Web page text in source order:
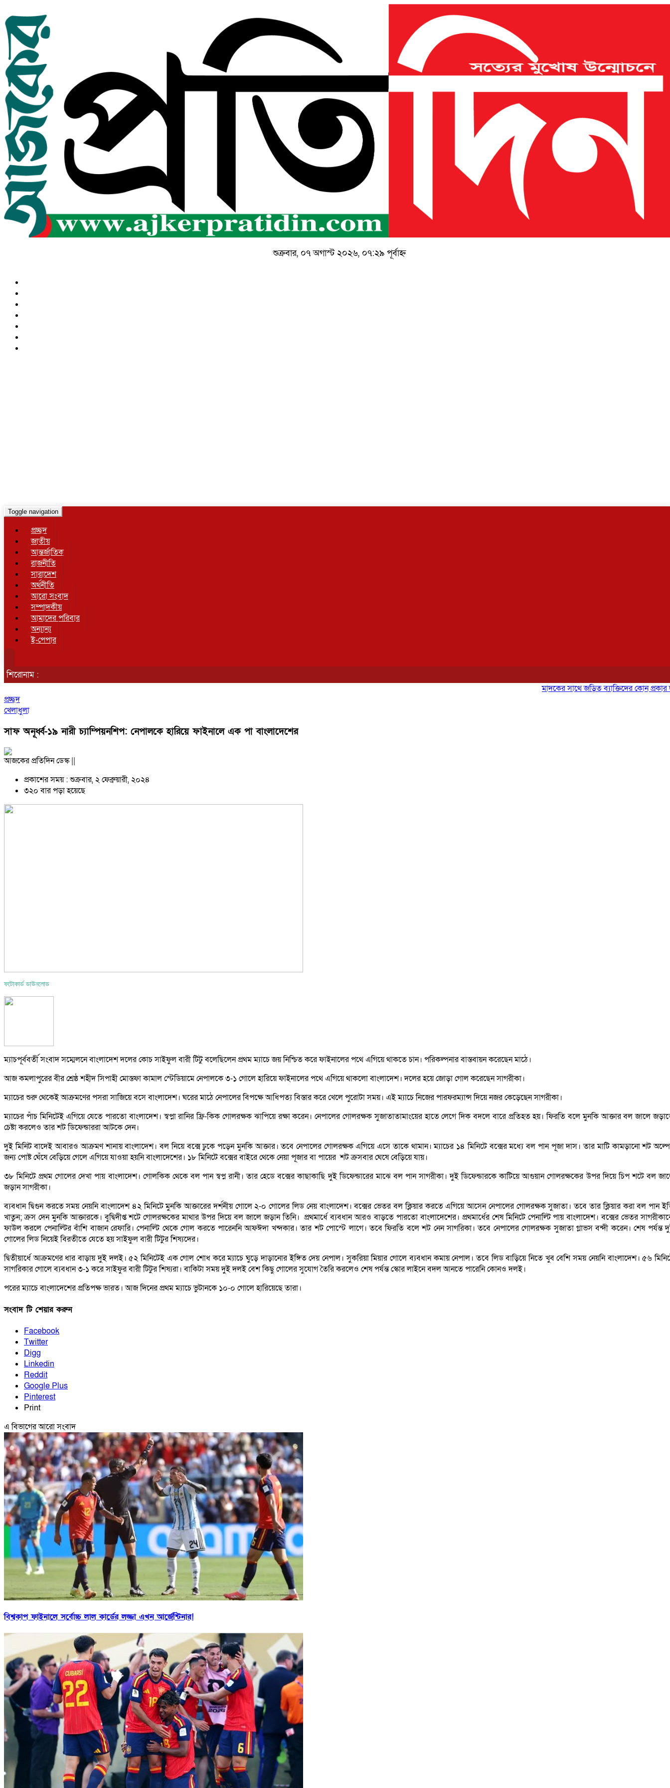
শুক্রবার, ০৭ অগাস্ট ২০২৬, ০৭:২৯ পূর্বাহ্ন
Toggle navigation
প্রচ্ছদ
জাতীয়
আন্তর্জাতিক
রাজনীতি
সারাদেশ
অর্থনীতি
আরো সংবাদ
সম্পাদকীয়
আমাদের পরিবার
অন্যান্য
ই-পেপার
শিরোনাম :
মাদকের সাথে জড়িত ব্যাক্তিদের কোন প্রকার ছাড়
প্রচ্ছদ
খেলাধুলা
সাফ অনূর্ধ্ব-১৯ নারী চ্যাম্পিয়নশিপ: নেপালকে হারিয়ে ফাইনালে এক পা বাংলাদেশের
আজকের প্রতিদিন ডেস্ক ||
প্রকাশের সময় : শুক্রবার, ২ ফেব্রুয়ারী, ২০২৪
৩২০ বার পড়া হয়েছে
ফটোকার্ড ডাউনলোড
ম্যাচপূর্ববর্তী সংবাদ সম্মেলনে বাংলাদেশ দলের কোচ সাইফুল বারী টিটু বলেছিলেন প্রথম ম্যাচে জয় নিশ্চিত করে ফাইনালের পথে এগিয়ে থাকতে চান। পরিকল্পনার বাস্তবায়ন করেছেন মাঠে।
আজ কমলাপুরের বীর শ্রেষ্ঠ শহীদ সিপাহী মোস্তফা কামাল স্টেডিয়ামে নেপালকে ৩-১ গোলে হারিয়ে ফাইনালের পথে এগিয়ে থাকলো বাংলাদেশ। দলের হয়ে জোড়া গোল করেছেন সাগরীকা।
ম্যাচের শুরু থেকেই আক্রমণের পসরা সাজিয়ে বসে বাংলাদেশ। ঘরের মাঠে নেপালের বিপক্ষে আধিপত্য বিস্তার করে খেলে পুরোটা সময়। এই ম্যাচে নিজের পারফরম্যান্স দিয়ে নজর কেড়েছেন সাগরীকা।
ম্যাচের পাঁচ মিনিটেই এগিয়ে যেতে পারতো বাংলাদেশ। স্বপ্না রানির ফ্রি-কিক গোলরক্ষক ঝাপিয়ে রক্ষা করেন। নেপালের গোলরক্ষক সুজাতাতামাংয়ের হাতে লেগে দিক বদলে বারে প্রতিহত হয়। ফিরতি বলে মুনকি আক্তার বল জালে
চেষ্টা করলেও তার শট ডিফেন্ডাররা আটকে দেন।
দুই মিনিট বাদেই আবারও আক্রমণ শানায় বাংলাদেশ। বল নিয়ে বক্সে ঢুকে পড়েন মুনকি আক্তার। তবে নেপালের গোলরক্ষক এগিয়ে এসে তাকে থামান। ম্যাচের ১৪ মিনিটে বক্সের মধ্যে বল পান পূজা দাস। তার মাটি কামড়ানো শট
জন্য পোষ্ট ঘেঁষে বেড়িয়ে গেলে এগিয়ে যাওয়া হয়নি বাংলাদেশের। ১৮ মিনিটে বক্সের বাইরে থেকে নেয়া পূজার বা পায়ের শট ক্রসবার ঘেষে বেড়িয়ে যায়।
৩৮ মিনিটে প্রথম গোলের দেখা পায় বাংলাদেশ। গোলকিক থেকে বল পান স্বপ্ন রানী। তার হেডে বক্সের কাছাকাছি দুই ডিফেন্ডারের মাঝে বল পান সাগরীকা। দুই ডিফেন্ডারকে কাটিয়ে আগুয়ান গোলরক্ষকের উপর দিয়ে চিপ শটে বল
জড়ান সাগরীকা।
ব্যবধান দ্বিগুন করতে সময় নেয়নি বাংলাদেশ ৪২ মিনিটে মুনকি আক্তারের দর্শনীয় গোলে ২-০ গোলের লিড নেয় বাংলাদেশ। বক্সের ভেতর বল ক্লিয়ার করতে এগিয়ে আসেন নেপালের গোলরক্ষক সুজাতা। তবে তার ক্লিয়ার করা বল পান
খাতুন; ক্রস দেন মুনকি আক্তারকে। বুদ্বিদীপ্ত শটে গোলরক্ষকের মাথার উপর দিয়ে বল জালে জড়ান তিনি। প্রথমার্ধে ব্যবধান আরও বাড়তে পারতো বাংলাদেশের। প্রথমার্ধের শেষ মিনিটে পেনাল্টি পায় বাংলাদেশ। বক্সের ভেতর
ফাউল করলে পেনাল্টির বাঁশি বাজান রেফারি। পেনাল্টি থেকে গোল করতে পারেননি আফঈদা খন্দকার। তার শট পোস্টে লাগে। তবে ফিরতি বলে শট নেন সাগরিকা। তবে নেপালের গোলরক্ষক সুজাতা গ্লাভস বন্দী করেন। শেষ পর্যন্ত
গোলের লিড নিয়েই বিরতীতে যেতে হয় সাইফুল বারী টিটুর শিষ্যদের।
দ্বিতীয়ার্ধে আক্রমণের ধার বাড়ায় দুই দলই। ৫২ মিনিটেই এক গোল শোধ করে ম্যাচে ঘুড়ে দাড়ানোর ইঙ্গিত দেয় নেপাল। সুকরিয়া মিয়ার গোলে ব্যবধান কমায় নেপাল। তবে লিড বাড়িয়ে নিতে খুব বেশি সময় নেয়নি বাংলাদেশ। ৫৬
সাগরিকার গোলে ব্যবধান ৩-১ করে সাইফুর বারী টিটুর শিষ্যরা। বাকিটা সময় দুই দলই বেশ কিছু গোলের সুযোগ তৈরি করলেও শেষ পর্যন্ত স্কোর লাইনে বদল আনতে পারেনি কোনও দলই।
পরের ম্যাচে বাংলাদেশের প্রতিপক্ষ ভারত। আজ দিনের প্রথম ম্যাচে ভুটানকে ১০-০ গোলে হারিয়েছে তারা।
সংবাদ টি শেয়ার করুন
Facebook
Twitter
Digg
Linkedin
Reddit
Google Plus
Pinterest
Print
এ বিভাগের আরো সংবাদ
বিশ্বকাপ ফাইনালে সর্বোচ্চ লাল কার্ডের লজ্জা এখন আর্জেন্টিনার!